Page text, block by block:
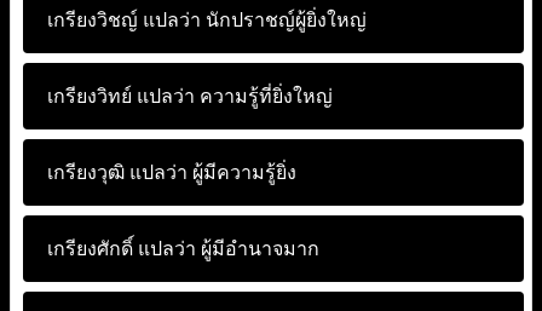
เกรียงวิชญ์ แปลว่า นักปราชญ์ผู้ยิ่งใหญ่
เกรียงวิทย์ แปลว่า ความรู้ที่ยิ่งใหญ่
เกรียงวุฒิ แปลว่า ผู้มีความรู้ยิ่ง
เกรียงศักดิ์ แปลว่า ผู้มีอำนาจมาก